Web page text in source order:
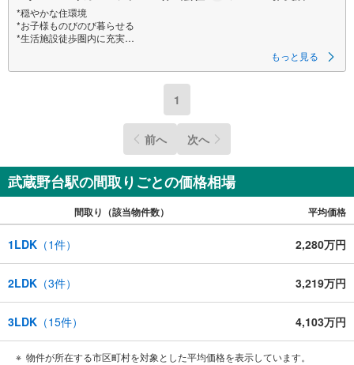
*穏やかな住環境
*お子様ものびのび暮らせる
*生活施設徒歩圏内に充実
・弊社より本物件をご購入いただいた限定で、給排水設備・水廻りなどの
アフターサービス期間を“2年→最長10年”に延長いたします。詳細はお問い
※本特典は、予告なく変更または終了する場合がございます。
弊社は、スター・マイカ・ホールディングス
（東証プライム上場）のグループ会社です。
【営業時間 9:30～18:30】定休日:火・水・祝日
人気物件には特に問い合わせが集中するため、お早めにお電話ください。
上記時間はお電話が繋がりやすくなっております。
----Yahoo！ 不動産キャンペーン対象店舗----
当店で物件を成約するとPayPayボーナスがもらえる
「Yahoo！不動産物件ご成約キャンペーン」の対象になります。
もっと見る
1
前へ 次へ
武蔵野台駅の間取りごとの価格相場
間取り（該当物件数） 平均価格
1LDK （1件） 2,280万円
2LDK （3件） 3,219万円
3LDK （15件） 4,103万円
物件が所在する市区町村を対象とした平均価格を表示しています。